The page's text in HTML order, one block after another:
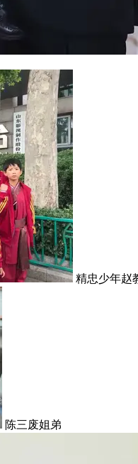
精忠少年赵
陈三废姐弟